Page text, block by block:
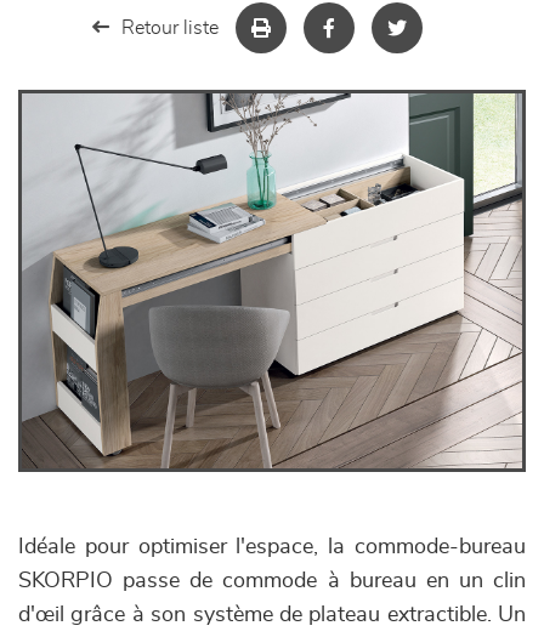
Retour liste
Idéale pour optimiser l'espace, la commode-bureau
SKORPIO passe de commode à bureau en un clin
d'œil grâce à son système de plateau extractible. Un